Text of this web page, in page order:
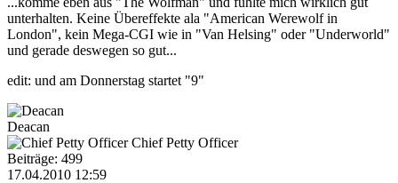
unterhalten. Keine Übereffekte ala "American Werewolf in
London", kein Mega-CGI wie in "Van Helsing" oder "Underworld"
und gerade deswegen so gut...
edit: und am Donnerstag startet "9"
Deacan
Chief Petty Officer
Beiträge: 499
17.04.2010 12:59